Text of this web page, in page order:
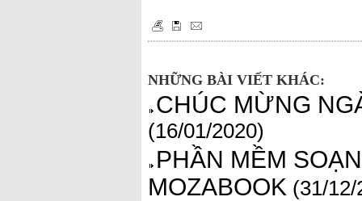
NHỮNG BÀI VIẾT KHÁC:
CHÚC MỪNG
(16/01/2020)
PHẦN MỀM
MOZABOOK (31/